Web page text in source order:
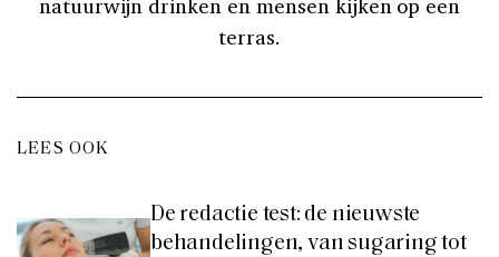
natuurwijn drinken en mensen kijken op een
terras.
LEES OOK
De redactie test: de nieuwste
behandelingen, van sugaring tot